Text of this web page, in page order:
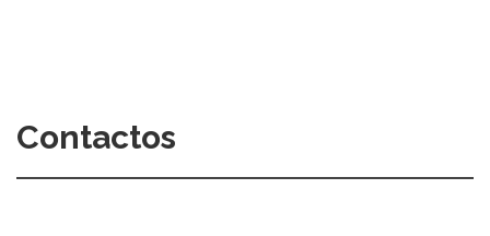
Contactos